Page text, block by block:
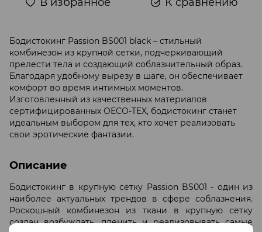
Бодистокинг Passion BS001 black – стильный
комбинезон из крупной сетки, подчеркивающий
прелести тела и создающий соблазнительный образ.
Благодаря удобному вырезу в шаге, он обеспечивает
комфорт во время интимных моментов.
Изготовленный из качественных материалов
сертифицированных OECO-TEX, бодистокинг станет
идеальным выбором для тех, кто хочет реализовать
свои эротические фантазии.
Описание
Бодистокинг в крупную сетку Passion BS001 - один из
наиболее актуальных трендов в сфере соблазнения.
Роскошный комбинезон из ткани в крупную сетку
создан возбуждать, пленить и реализовывать самые